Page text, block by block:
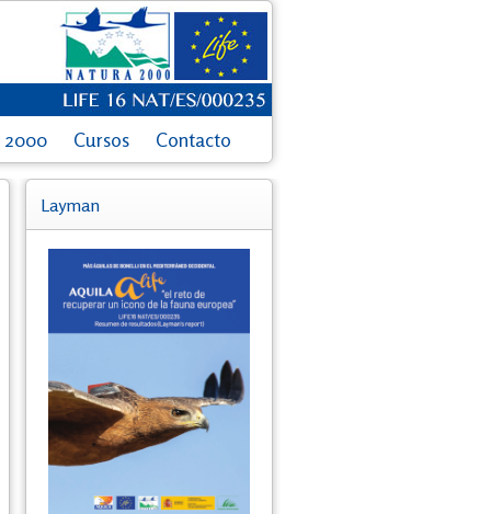
2000 Cursos Contacto
Layman